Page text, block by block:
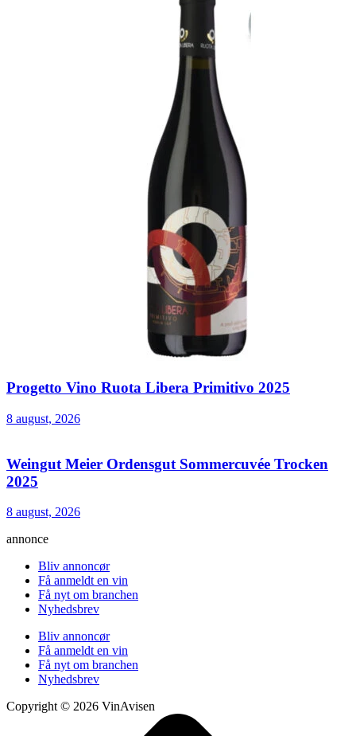
Progetto Vino Ruota Libera Primitivo 2025
8 august, 2026
Weingut Meier Ordensgut Sommercuvée Trocken
2025
8 august, 2026
annonce
Bliv annoncør
Få anmeldt en vin
Få nyt om branchen
Nyhedsbrev
Bliv annoncør
Få anmeldt en vin
Få nyt om branchen
Nyhedsbrev
Copyright © 2026 VinAvisen